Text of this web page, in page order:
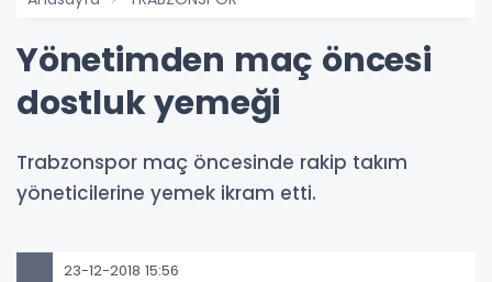
Yönetimden maç öncesi
dostluk yemeği
Trabzonspor maç öncesinde rakip takım
yöneticilerine yemek ikram etti.
23-12-2018 15:56